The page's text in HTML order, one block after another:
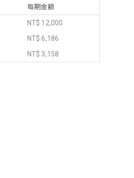
每期金額
NT$ 12,000
NT$ 6,186
NT$ 3,158